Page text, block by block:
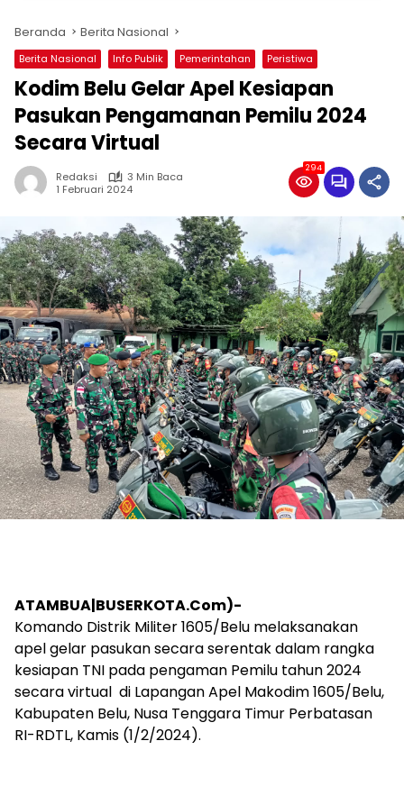
Beranda Berita Nasional
Berita Nasional Info Publik Pemerintahan Peristiwa
Kodim Belu Gelar Apel Kesiapan
Pasukan Pengamanan Pemilu 2024
Secara Virtual
Redaksi
3 Min Baca
1 Februari 2024
294
ATAMBUA|BUSERKOTA.Com)-
Komando Distrik Militer 1605/Belu melaksanakan
apel gelar pasukan secara serentak dalam rangka
kesiapan TNI pada pengaman Pemilu tahun 2024
secara virtual di Lapangan Apel Makodim 1605/Belu,
Kabupaten Belu, Nusa Tenggara Timur Perbatasan
RI-RDTL, Kamis (1/2/2024).